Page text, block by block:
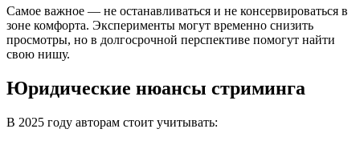
Самое важное — не останавливаться и не консервироваться в
зоне комфорта. Эксперименты могут временно снизить
просмотры, но в долгосрочной перспективе помогут найти
свою нишу.
Юридические нюансы стриминга
В 2025 году авторам стоит учитывать: